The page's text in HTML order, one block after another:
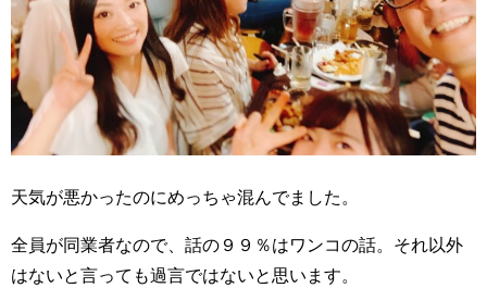
天気が悪かったのにめっちゃ混んでました。
全員が同業者なので、話の９９％はワンコの話。それ以外
はないと言っても過言ではないと思います。